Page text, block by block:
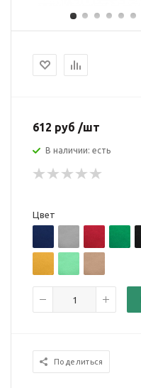
612 руб /шт
В наличии: есть
Цвет
Поделиться